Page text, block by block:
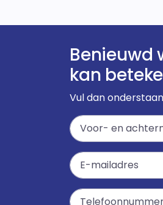
Benieuwd
kan
Vul dan